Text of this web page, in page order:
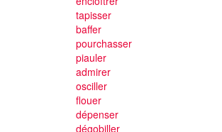
tapisser
baffer
pourchasser
piauler
admirer
osciller
flouer
dépenser
dégobiller